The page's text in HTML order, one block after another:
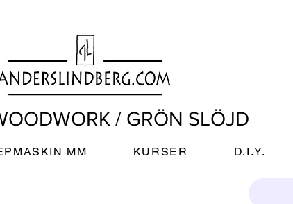
/ GRÖN SLÖJD
MM KURSER D.I.Y.